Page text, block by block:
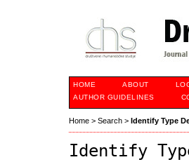
HOME ABOUT
AUTHOR GUIDELINES
Home > Search > Identify Type
Identify